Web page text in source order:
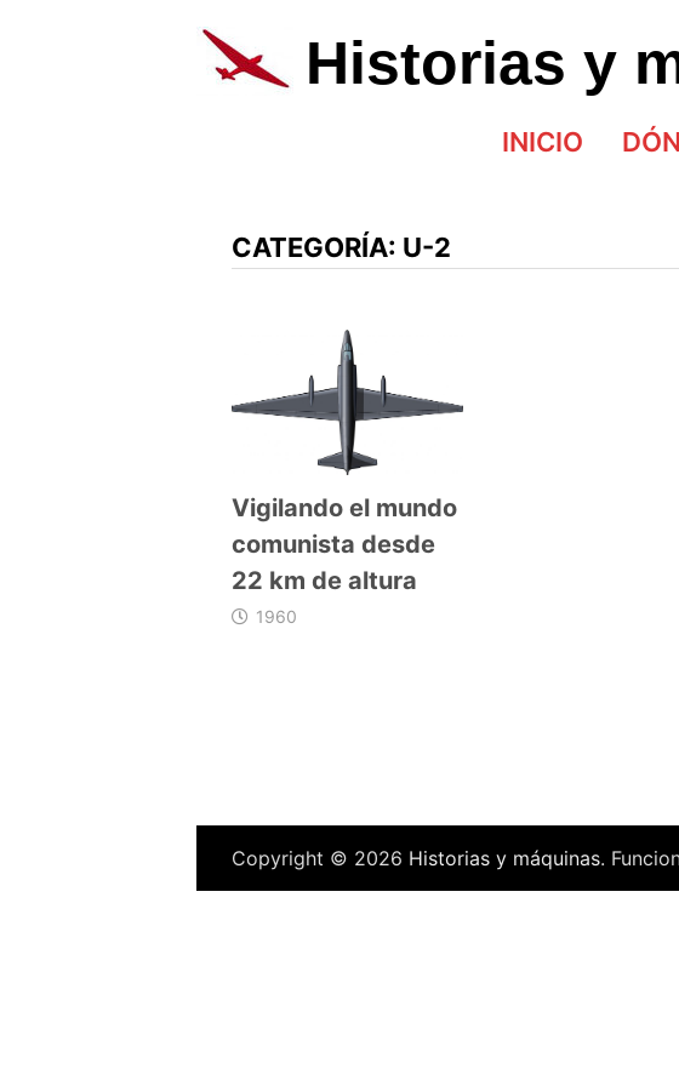
al
contenidoHistorias y
INICIO
CATEGORÍA: U-2
Vigilando el mundo
comunista desde
22 km de altura
1960
Copyright © 2026 Historias y máquinas.